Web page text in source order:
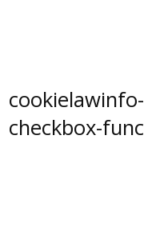
cookielawinfo-
checkbox-